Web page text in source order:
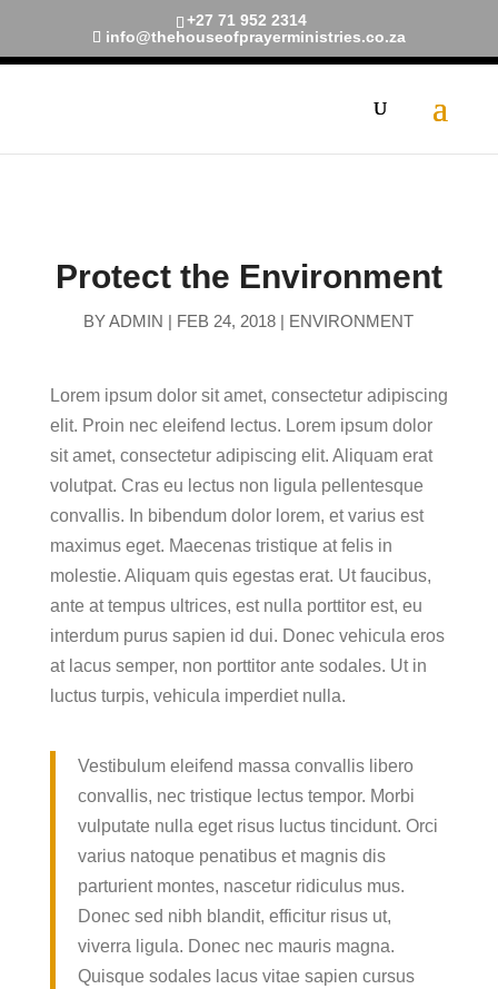
+27 71 952 2314
info@thehouseofprayerministries.co.za
Protect the Environment
BYADMIN | FEB 24, 2018 | ENVIRONMENT
Lorem ipsum dolor sit amet, consectetur adipiscing
elit. Proin nec eleifend lectus. Lorem ipsum dolor
sit amet, consectetur adipiscing elit. Aliquam erat
volutpat. Cras eu lectus non ligula pellentesque
convallis. In bibendum dolor lorem, et varius est
maximus eget. Maecenas tristique at felis in
molestie. Aliquam quis egestas erat. Ut faucibus,
ante at tempus ultrices, est nulla porttitor est, eu
interdum purus sapien id dui. Donec vehicula eros
at lacus semper, non porttitor ante sodales. Ut in
luctus turpis, vehicula imperdiet nulla.
Vestibulum eleifend massa convallis libero
convallis, nec tristique lectus tempor. Morbi
vulputate nulla eget risus luctus tincidunt. Orci
varius natoque penatibus et magnis dis
parturient montes, nascetur ridiculus mus.
Donec sed nibh blandit, efficitur risus ut,
viverra ligula. Donec nec mauris magna.
Quisque sodales lacus vitae sapien cursus